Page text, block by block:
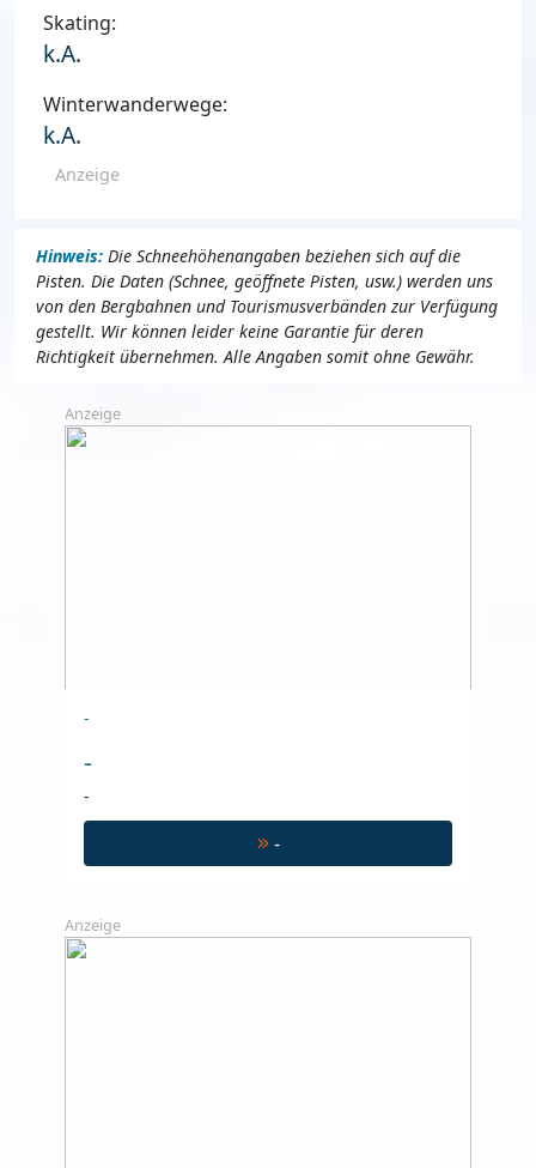
Skating:
k.A.
Winterwanderwege:
k.A.
Anzeige
Hinweis: Die Schneehöhenangaben beziehen sich auf die
Pisten. Die Daten (Schnee, geöffnete Pisten, usw.) werden uns
von den Bergbahnen und Tourismusverbänden zur Verfügung
gestellt. Wir können leider keine Garantie für deren
Richtigkeit übernehmen. Alle Angaben somit ohne Gewähr.
Anzeige
-
-
-
-
Anzeige